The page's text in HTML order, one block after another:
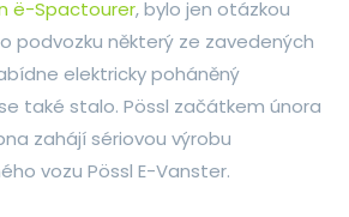
ë-Spactourer, bylo jen otázkou
podvozku některý ze zavedených
elektricky poháněný
také stalo. Pössl začátkem února
zahájí sériovou výrobu
vozu Pössl E-Vanster.